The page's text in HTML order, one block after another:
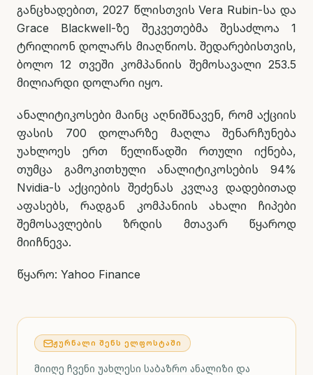
განცხადებით, 2027 წლისთვის Vera Rubin-სა და
Grace Blackwell-ზე შეკვეთებმა შესაძლოა 1
ტრილიონ დოლარს მიაღწიოს. შედარებისთვის,
ბოლო 12 თვეში კომპანიის შემოსავალი 253.5
მილიარდი დოლარი იყო.
ანალიტიკოსები მაინც აღნიშნავენ, რომ აქციის
ფასის 700 დოლარზე მაღლა შენარჩუნება
უახლოეს ერთ წელიწადში რთული იქნება,
თუმცა გამოკითხული ანალიტიკოსების 94%
Nvidia-ს აქციების შეძენას კვლავ დადებითად
აფასებს, რადგან კომპანიის ახალი ჩიპები
შემოსავლების ზრდის მთავარ წყაროდ
მიიჩნევა.
წყარო: Yahoo Finance
ᲟᲣᲠᲜᲐᲚᲘ ᲨᲔᲜᲡ ᲔᲚᲤᲝᲡᲢᲐᲨᲘ
მიიღე ჩვენი უახლესი საბაზრო ანალიზი და